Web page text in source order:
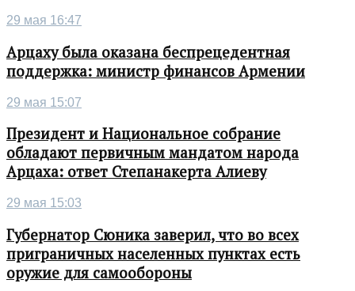
29 мая 16:47
Арцаху была оказана беспрецедентная
поддержка: министр финансов Армении
29 мая 15:07
Президент и Национальное собрание
обладают первичным мандатом народа
Арцаха: ответ Степанакерта Алиеву
29 мая 15:03
Губернатор Сюника заверил, что во всех
приграничных населенных пунктах есть
оружие для самообороны